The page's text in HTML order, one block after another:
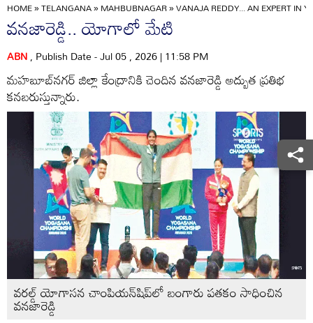
HOME»TELANGANA»MAHBUBNAGAR»VANAJA REDDY... AN EXPERT IN
వనజారెడ్డి.. యోగాలో మేటి
ABN, Publish Date - Jul 05 , 2026 | 11:58 PM
మహబూబ్‌నగర్‌ జిల్లా కేంద్రానికి చెందిన వనజారెడ్డి అద్బుత ప్రతిభ
కనబరుస్తున్నారు.
వరల్డ్‌ యోగాసన చాంపియన్‌షిప్‌లో బంగారు పతకం సాధించిన
వనజారెడ్డి